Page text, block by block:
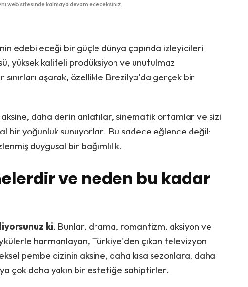
web sitesinde kalmaya devam edeceksiniz.
edebileceği bir güçle dünya çapında izleyicileri
yüksek kaliteli prodüksiyon ve unutulmaz
aşarak, özellikle Brezilya'da gerçek bir
aksine, daha derin anlatılar, sinematik ortamlar ve sizi
bir yoğunluk sunuyorlar. Bu sadece eğlence değil:
duygusal bir bağımlılık.
ve neden bu kadar
ki, Bunlar, drama, romantizm, aksiyon ve
harmanlayan, Türkiye'den çıkan televizyon
pembe dizinin aksine, daha kısa sezonlara, daha
çok daha yakın bir estetiğe sahiptirler.